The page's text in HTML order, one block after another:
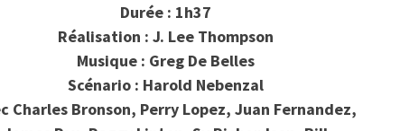
Durée : 1h37
Réalisation : J. Lee Thompson
Musique : Greg De Belles
Scénario : Harold Nebenzal
Charles Bronson, Perry Lopez, Juan Fernandez,